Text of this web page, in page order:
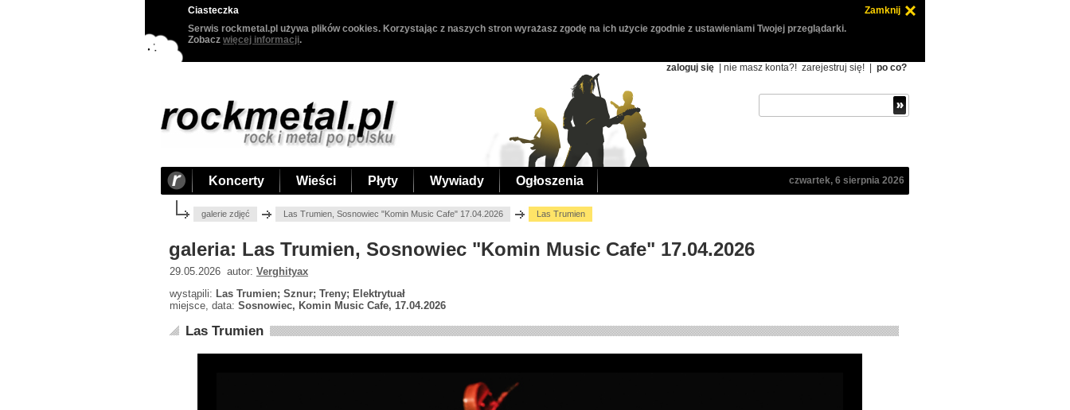
Ciasteczka
Zamknij
Serwis rockmetal.pl używa plików cookies. Korzystając z naszych stron wyrażasz zgodę na ich użycie zgodnie z ustawieniami Twojej przeglądarki.
Zobacz więcej informacji.
zaloguj się | nie masz konta?! zarejestruj się! po co?
Koncerty Wieści Płyty Wywiady Ogłoszenia czwartek, 6 sierpnia 2026
galerie zdjęć Las Trumien, Sosnowiec "Komin Music Cafe" 17.04.2026 Las Trumien
galeria: Las Trumien, Sosnowiec "Komin Music Cafe" 17.04.2026
29.05.2026 autor: Verghityax
wystąpili: Las Trumien; Sznur; Treny; Elektrytuał
miejsce, data: Sosnowiec, Komin Music Cafe, 17.04.2026
Las Trumien